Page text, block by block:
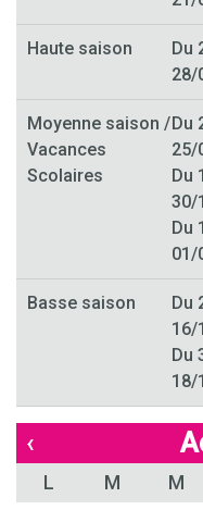
Haute saison
Du
28/
Moyenne saison /
Vacances
Scolaires
Du
25/
Du
30/
Du
01/
Basse saison
Du
16/
Du
18/
‹
L M M